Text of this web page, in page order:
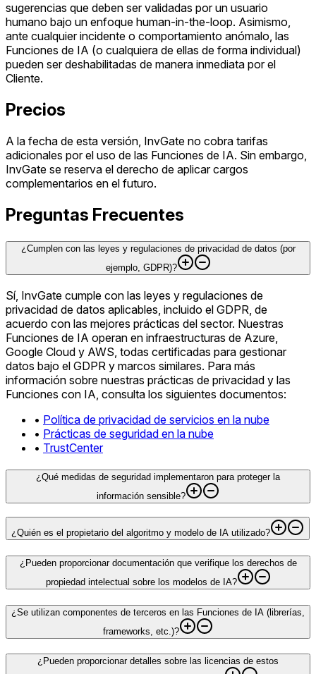
sugerencias que deben ser validadas por un usuario
humano bajo un enfoque human-in-the-loop. Asimismo,
ante cualquier incidente o comportamiento anómalo, las
Funciones de IA (o cualquiera de ellas de forma individual)
pueden ser deshabilitadas de manera inmediata por el
Cliente.
Precios
A la fecha de esta versión, InvGate no cobra tarifas
adicionales por el uso de las Funciones de IA. Sin embargo,
InvGate se reserva el derecho de aplicar cargos
complementarios en el futuro.
Preguntas Frecuentes
¿Cumplen con las leyes y regulaciones de privacidad de datos (por
ejemplo, GDPR)?
Sí, InvGate cumple con las leyes y regulaciones de
privacidad de datos aplicables, incluido el GDPR, de
acuerdo con las mejores prácticas del sector. Nuestras
Funciones de IA operan en infraestructuras de Azure,
Google Cloud y AWS, todas certificadas para gestionar
datos bajo el GDPR y marcos similares. Para más
información sobre nuestras prácticas de privacidad y las
Funciones con IA, consulta los siguientes documentos:
• Política de privacidad de servicios en la nube
• Prácticas de seguridad en la nube
• TrustCenter
¿Qué medidas de seguridad implementaron para proteger la
información sensible?
¿Quién es el propietario del algoritmo y modelo de IA utilizado?
¿Pueden proporcionar documentación que verifique los derechos de
propiedad intelectual sobre los modelos de IA?
¿Se utilizan componentes de terceros en las Funciones de IA (librerías,
frameworks, etc.)?
¿Pueden proporcionar detalles sobre las licencias de estos